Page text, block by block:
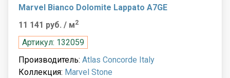
Marvel Bianco Dolomite Lappato A7GE
11 141 руб. / м2
Артикул: 132059
Производитель: Atlas Concorde Italy
Коллекция: Marvel Stone